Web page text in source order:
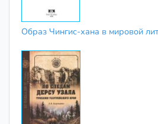
Образ Чингис-хана в мировой